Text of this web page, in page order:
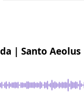
| Santo Aeolus